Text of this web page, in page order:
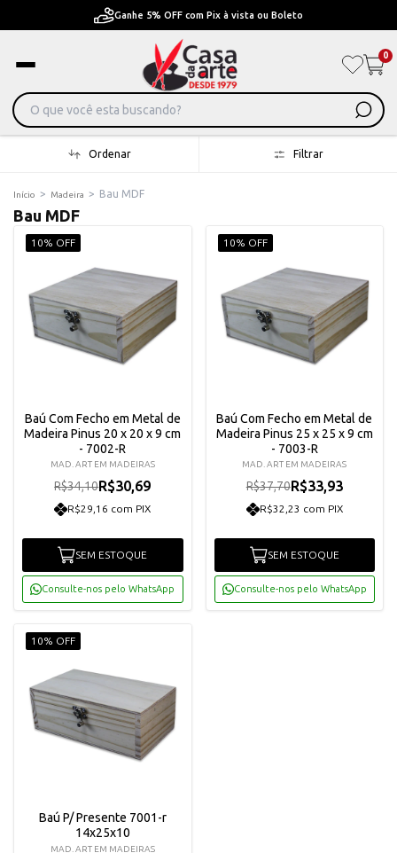
Ganhe 5% OFF com Pix à vista ou Boleto
0
Ordenar Filtrar
Início > Madeira > Bau MDF
Bau MDF
10% OFF
Baú Com Fecho em Metal de
Madeira Pinus 20 x 20 x 9 cm
- 7002-R
MAD. ART EM MADEIRAS
R$34,10R$30,69
R$29,16 com PIX
SEM ESTOQUE
Consulte-nos pelo WhatsApp
10% OFF
Baú Com Fecho em Metal de
Madeira Pinus 25 x 25 x 9 cm
- 7003-R
MAD. ART EM MADEIRAS
R$37,70R$33,93
R$32,23 com PIX
SEM ESTOQUE
Consulte-nos pelo WhatsApp
10% OFF
Baú P/ Presente 7001-r
14x25x10
MAD. ART EM MADEIRAS